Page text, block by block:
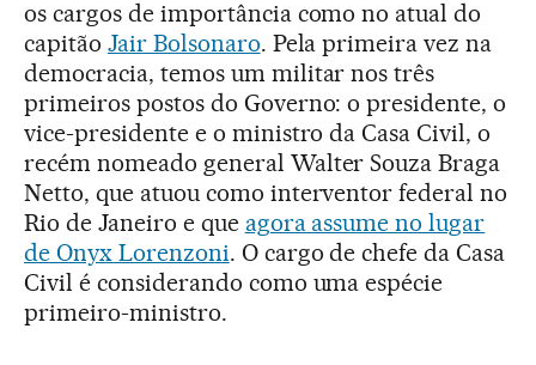
os cargos de importância como no atual do
capitão Jair Bolsonaro. Pela primeira vez na
democracia, temos um militar nos três
primeiros postos do Governo: o presidente, o
vice-presidente e o ministro da Casa Civil, o
recém nomeado general Walter Souza Braga
Netto, que atuou como interventor federal no
Rio de Janeiro e que agora assume no lugar
de Onyx Lorenzoni. O cargo de chefe da Casa
Civil é considerando como uma espécie
primeiro-ministro.